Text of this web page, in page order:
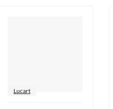
Lucart